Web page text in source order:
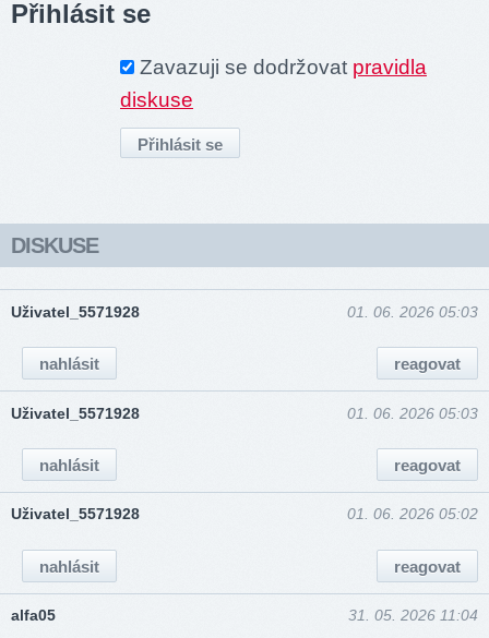
Přihlásit se
Zavazuji se dodržovat pravidla
diskuse
DISKUSE
Uživatel_5571928 01. 06. 2026 05:03
reagovat
nahlásit
Uživatel_5571928 01. 06. 2026 05:03
reagovat
nahlásit
Uživatel_5571928 01. 06. 2026 05:02
reagovat
nahlásit
alfa05 31. 05. 2026 11:04